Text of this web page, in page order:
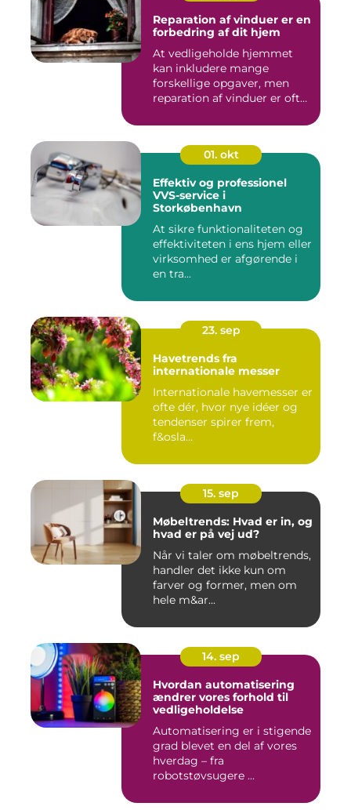
Reparation af vinduer er en
forbedring af dit hjem
At vedligeholde hjemmet
kan inkludere mange
forskellige opgaver, men
reparation af vinduer er ofte
01. okt
Effektiv og professionel
VVS-service i
Storkøbenhavn
At sikre funktionaliteten og
effektiviteten i ens hjem eller
virksomhed er afgørende i
en tra...
23. sep
Havetrends fra
internationale messer
Internationale havemesser er
ofte dér, hvor nye idéer og
tendenser spirer frem,
f&osla...
15. sep
Møbeltrends: Hvad er in, og
hvad er på vej ud?
Når vi taler om møbeltrends,
handler det ikke kun om
farver og former, men om
hele m&ar...
14. sep
Hvordan automatisering
ændrer vores forhold til
vedligeholdelse
Automatisering er i stigende
grad blevet en del af vores
hverdag – fra
robotstøvsugere ...